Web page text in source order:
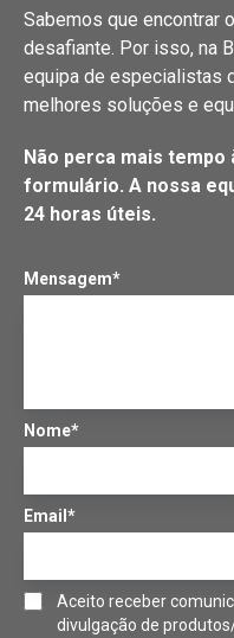
Sabemos que encontrar
desafiante. Por isso, na
equipa de especialistas
melhores soluções e
Não perca mais
formulário. A nossa
24 horas úteis.
Mensagem*
Nome*
Email*
Aceito receber
divulgação de